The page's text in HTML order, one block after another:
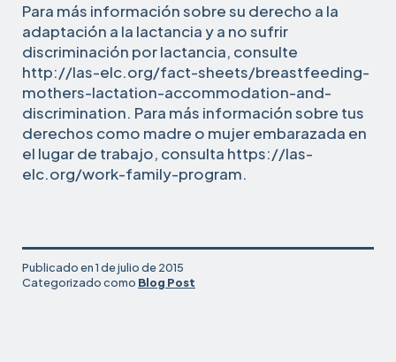
Para más información sobre su derecho a la
adaptación a la lactancia y a no sufrir
discriminación por lactancia, consulte
http://las-elc.org/fact-sheets/breastfeeding-
mothers-lactation-accommodation-and-
discrimination. Para más información sobre tus
derechos como madre o mujer embarazada en
el lugar de trabajo, consulta https://las-
elc.org/work-family-program.
Publicado en1 de julio de 2015
Categorizado como Blog Post